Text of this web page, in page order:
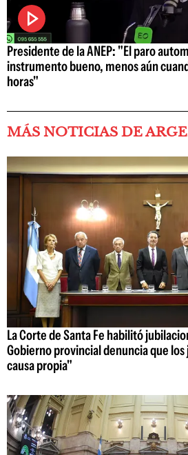
Presidente de la ANEP: "El paro
instrumento bueno, menos aún
horas"
MÁS NOTICIAS DE
La Corte de Santa Fe habilitó
Gobierno provincial denuncia que
causa propia"